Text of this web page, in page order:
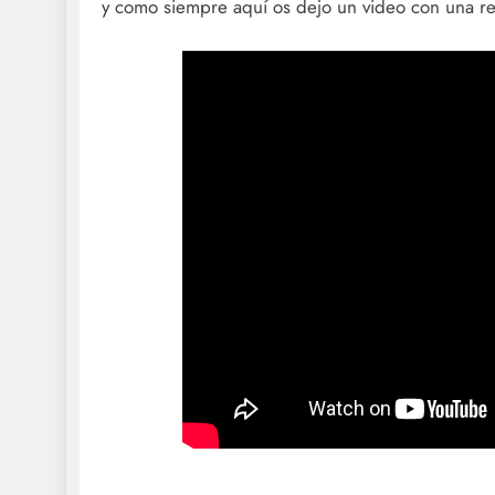
y como siempre aquí os dejo un video con una